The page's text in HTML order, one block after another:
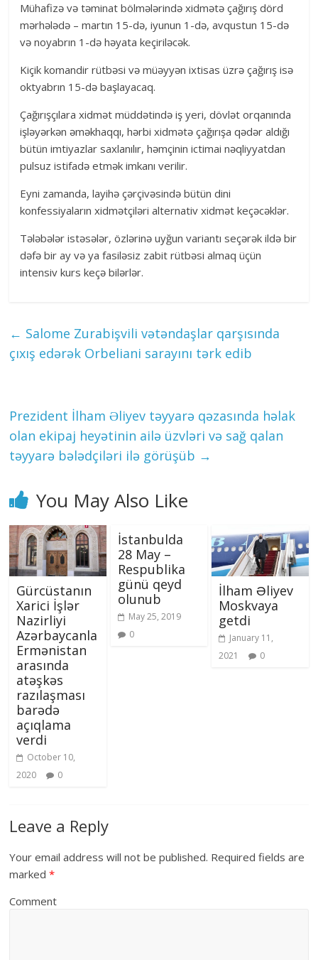
Mühafizə və təminat bölmələrində xidmətə çağırış dörd
mərhələdə – martın 15-də, iyunun 1-də, avqustun 15-də
və noyabrın 1-də həyata keçiriləcək.
Kiçik komandir rütbəsi və müəyyən ixtisas üzrə çağırış isə
oktyabrın 15-də başlayacaq.
Çağırışçılara xidmət müddətində iş yeri, dövlət orqanında
işləyərkən əməkhaqqı, hərbi xidmətə çağırışa qədər aldığı
bütün imtiyazlar saxlanılır, həmçinin ictimai nəqliyyatdan
pulsuz istifadə etmək imkanı verilir.
Eyni zamanda, layihə çərçivəsində bütün dini
konfessiyaların xidmətçiləri alternativ xidmət keçəcəklər.
Tələbələr istəsələr, özlərinə uyğun variantı seçərək ildə bir
dəfə bir ay və ya fasiləsiz zabit rütbəsi almaq üçün
intensiv kurs keçə bilərlər.
← Salome Zurabişvili vətəndaşlar qarşısında
çıxış edərək Orbeliani sarayını tərk edib
Prezident İlham Əliyev təyyarə qəzasında həlak
olan ekipaj heyətinin ailə üzvləri və sağ qalan
təyyarə bələdçiləri ilə görüşüb →
You May Also Like
Gürcüstanın
Xarici İşlər
Nazirliyi
Azərbaycanla
Ermənistan
arasında
atəşkəs
razılaşması
barədə
açıqlama
verdi
October 10,
2020
0
İstanbulda
28 May –
Respublika
günü qeyd
olunub
May 25, 2019
0
İlham Əliyev
Moskvaya
getdi
January 11,
2021
0
Leave a Reply
Your email address will not be published. Required fields are
marked*
Comment